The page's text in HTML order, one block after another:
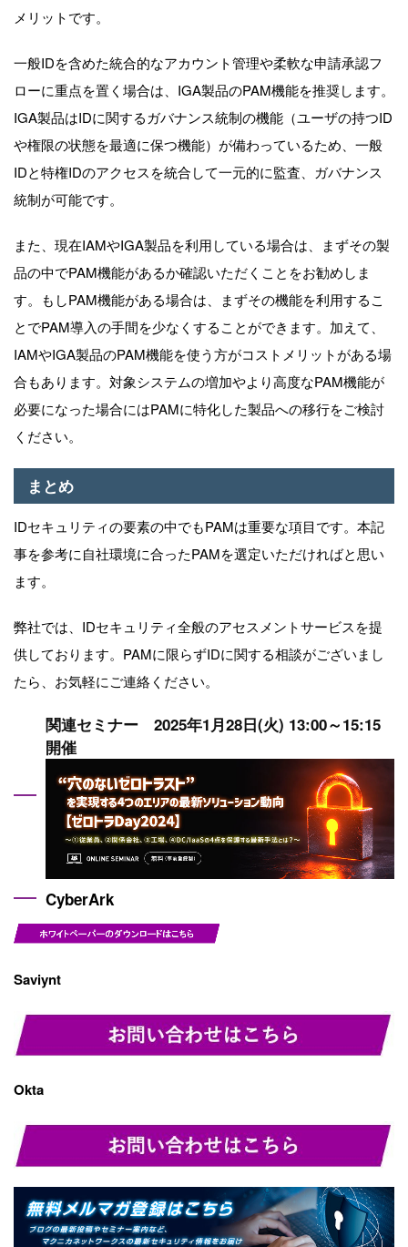
メリットです。
一般IDを含めた統合的なアカウント管理や柔軟な申請承認フ
ローに重点を置く場合は、IGA製品のPAM機能を推奨します。
IGA製品はIDに関するガバナンス統制の機能（ユーザの持つID
や権限の状態を最適に保つ機能）が備わっているため、一般
IDと特権IDのアクセスを統合して一元的に監査、ガバナンス
統制が可能です。
また、現在IAMやIGA製品を利用している場合は、まずその製
品の中でPAM機能があるか確認いただくことをお勧めしま
す。もしPAM機能がある場合は、まずその機能を利用するこ
とでPAM導入の手間を少なくすることができます。加えて、
IAMやIGA製品のPAM機能を使う方がコストメリットがある場
合もあります。対象システムの増加やより高度なPAM機能が
必要になった場合にはPAMに特化した製品への移行をご検討
ください。
まとめ
IDセキュリティの要素の中でもPAMは重要な項目です。本記
事を参考に自社環境に合ったPAMを選定いただければと思い
ます。
弊社では、IDセキュリティ全般のアセスメントサービスを提
供しております。PAMに限らずIDに関する相談がございまし
たら、お気軽にご連絡ください。
関連セミナー 2025年1月28日(火) 13:00～15:15
開催
CyberArk
Saviynt
Okta